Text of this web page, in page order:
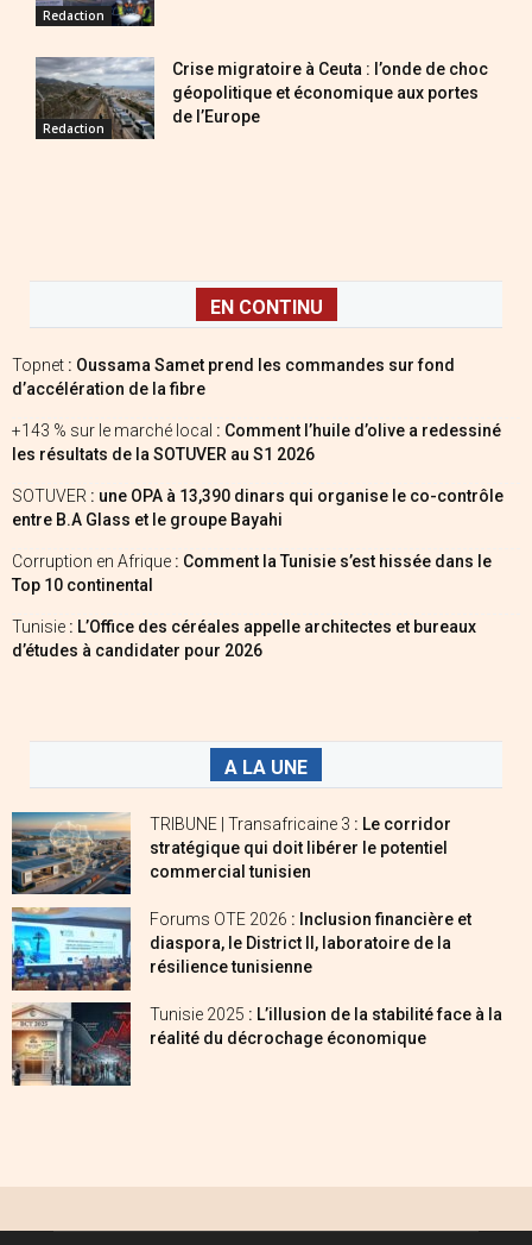
Redaction
Redaction
Crise migratoire à Ceuta : l’onde de choc
géopolitique et économique aux portes
de l’Europe
EN CONTINU
Topnet : Oussama Samet prend les commandes sur fond
d’accélération de la fibre
+143 % sur le marché local : Comment l’huile d’olive a redessiné
les résultats de la SOTUVER au S1 2026
SOTUVER : une OPA à 13,390 dinars qui organise le co-contrôle
entre B.A Glass et le groupe Bayahi
Corruption en Afrique : Comment la Tunisie s’est hissée dans le
Top 10 continental
Tunisie : L’Office des céréales appelle architectes et bureaux
d’études à candidater pour 2026
A LA UNE
TRIBUNE | Transafricaine 3 : Le corridor
stratégique qui doit libérer le potentiel
commercial tunisien
Forums OTE 2026 : Inclusion financière et
diaspora, le District II, laboratoire de la
résilience tunisienne
Tunisie 2025 : L’illusion de la stabilité face à la
réalité du décrochage économique